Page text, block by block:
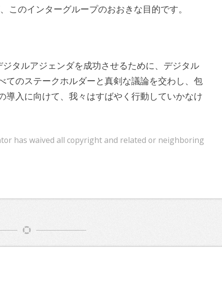
このインターグループのおおきな目的です。
タルアジェンダを成功させるために、デジタル
てのステークホルダーと真剣な議論を交わし、包
導入に向けて、我々はすばやく行動していかなけ
has waived all copyright and related or neighboring